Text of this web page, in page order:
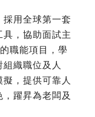
用全球第一套
，協助面試主
職能項目，學
織職位及人
，提供可靠人
躍昇為老闆及